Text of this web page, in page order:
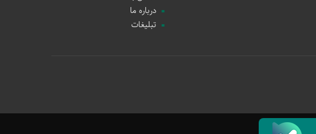
درباره ما
تبلیغات